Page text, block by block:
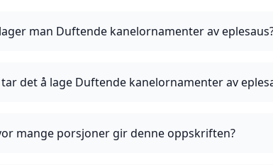
man Duftende kanelornamenter av
det å lage Duftende kanelornamenter av
mange porsjoner gir denne oppskriften?